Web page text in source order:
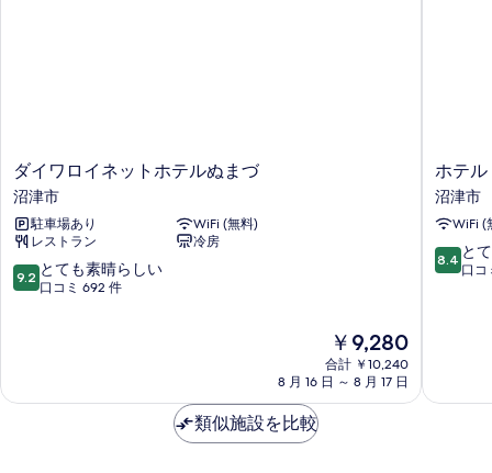
写
真
を
表
の
す
べ
て
の
表
可）
詳
ダ
イ
ワ
ロ
イ
ネ
ッ
ま
ダイワロイネットホテルぬまづ
沼津市
駐車場あり
WiFi (無料)
レストラン
冷房
10
段
も
9.2 とても素晴らしい
口コミ 692 件
現
在
の
￥9,280
合計 ￥10,240
8 月 16 日 ～ 8 月 17 日
ホ
テ
ル
ト
レ
ン
津
ホテ
沼津市
WiFi (
10
段
良
8.4 と
口コ
類似施設を比較